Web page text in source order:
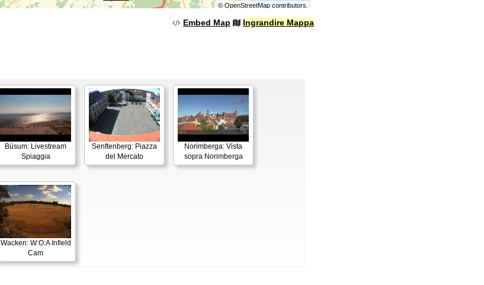
© OpenStreetMapcontributors.
Embed Map Ingrandire Mappa
Büsum: Livestream
Spiaggia
Senftenberg: Piazza
del Mercato
Norimberga: Vista
sopra Norimberga
Wacken: W:O:A Infield
Cam